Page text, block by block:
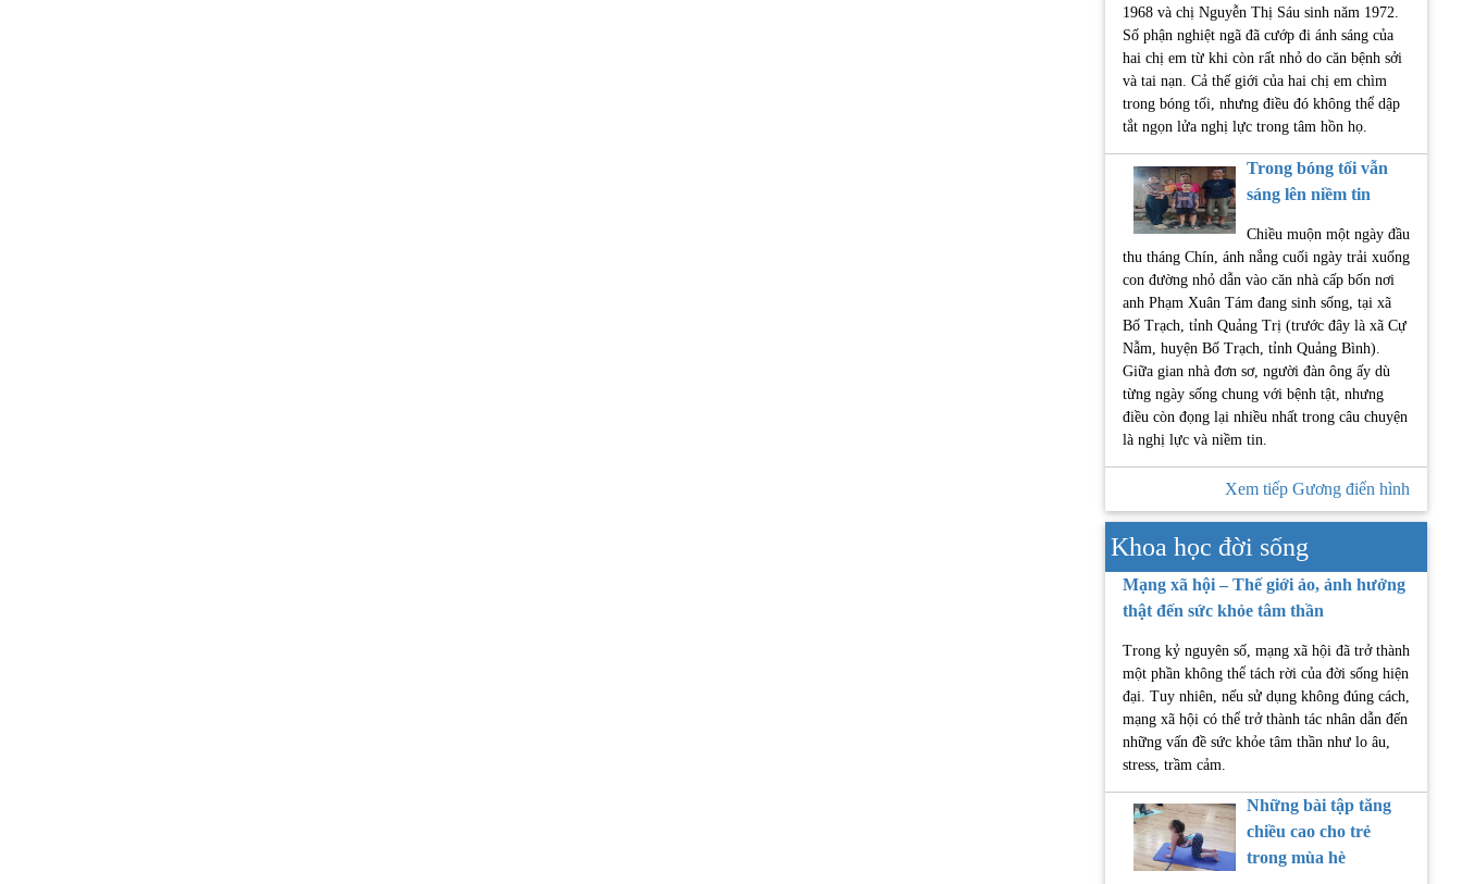
1968 và chị Nguyễn Thị Sáu sinh năm 1972.
Số phận nghiệt ngã đã cướp đi ánh sáng của
hai chị em từ khi còn rất nhỏ do căn bệnh sởi
và tai nạn. Cả thế giới của hai chị em chìm
trong bóng tối, nhưng điều đó không thể dập
tắt ngọn lửa nghị lực trong tâm hồn họ.
Trong bóng tối vẫn
sáng lên niềm tin
Chiều muộn một ngày đầu
thu tháng Chín, ánh nắng cuối ngày trải xuống
con đường nhỏ dẫn vào căn nhà cấp bốn nơi
anh Phạm Xuân Tám đang sinh sống, tại xã
Bố Trạch, tỉnh Quảng Trị (trước đây là xã Cự
Nẫm, huyện Bố Trạch, tỉnh Quảng Bình).
Giữa gian nhà đơn sơ, người đàn ông ấy dù
từng ngày sống chung với bệnh tật, nhưng
điều còn đọng lại nhiều nhất trong câu chuyện
là nghị lực và niềm tin.
Xem tiếp Gương điển hình
Khoa học đời sống
Mạng xã hội – Thế giới ảo, ảnh hưởng
thật đến sức khỏe tâm thần
Trong kỷ nguyên số, mạng xã hội đã trở thành
một phần không thể tách rời của đời sống hiện
đại. Tuy nhiên, nếu sử dụng không đúng cách,
mạng xã hội có thể trở thành tác nhân dẫn đến
những vấn đề sức khỏe tâm thần như lo âu,
stress, trầm cảm.
Những bài tập tăng
chiều cao cho trẻ
trong mùa hè